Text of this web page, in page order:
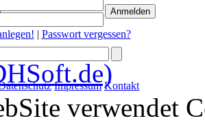
| Passwort vergessen?
Impressum Kontakt
verwendet